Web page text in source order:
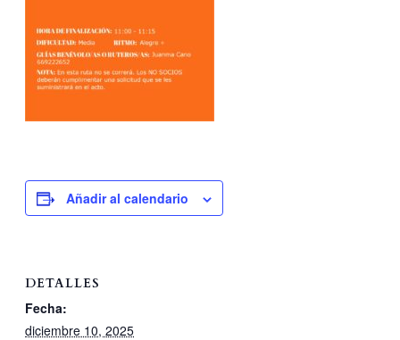
Añadir al calendario
DETALLES
Fecha:
diciembre 10, 2025